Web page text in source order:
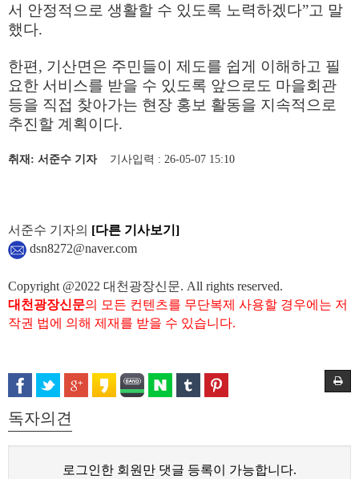
서 안정적으로 생활할 수 있도록 노력하겠다”고 말
했다.
한편 , 기산면은 주민들이 제도를 쉽게 이해하고 필
요한 서비스를 받을 수 있도록 앞으로도 마을회관
등을 직접 찾아가는 현장 홍보 활동을 지속적으로
추진할 계획이다.
취재: 서준수 기자기사입력 : 26-05-07 15:10
서준수 기자의 [다른 기사보기]
dsn8272@naver.com
Copyright @2022 대천광장신문. All rights reserved.
대천광장신문의 모든 컨텐츠를 무단복제 사용할 경우에는 저
작권 법에 의해 제재를 받을 수 있습니다.
독자의견
로그인한 회원만 댓글 등록이 가능합니다.